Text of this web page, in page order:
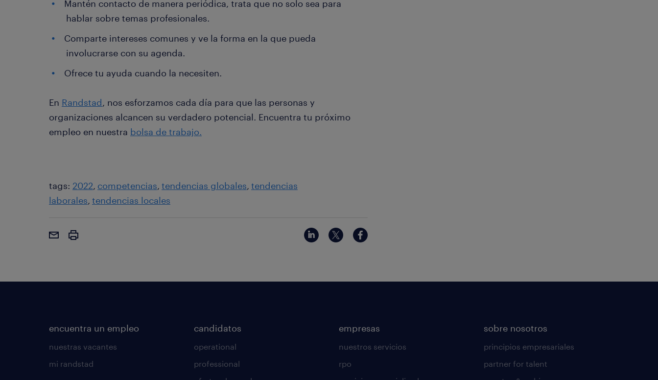
Mantén contacto de manera periódica, trata que no solo sea para
hablar sobre temas profesionales.
Comparte intereses comunes y ve la forma en la que pueda
involucrarse con su agenda.
Ofrece tu ayuda cuando la necesiten.
En Randstad, nos esforzamos cada día para que las personas y
organizaciones alcancen su verdadero potencial. Encuentra tu próximo
empleo en nuestra bolsa de trabajo.
tags: 2022 competencias tendencias globales tendencias
laborales tendencias locales
encuentra un empleo
nuestras vacantes
mi randstad
candidatos
operational
professional
empresas
nuestros servicios
rpo
sobre nosotros
principios empresariales
partner for talent